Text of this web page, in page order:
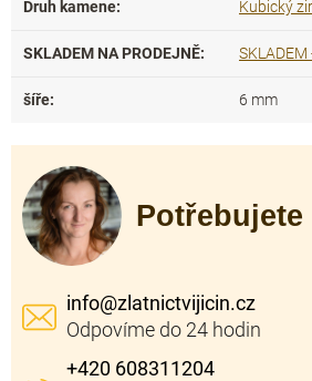
Druh kamene: Kubický
SKLADEM NA PRODEJNĚ: SKLADEM
šíře: 6 mm
info@zlatnictvijicin.cz
+420 608311204